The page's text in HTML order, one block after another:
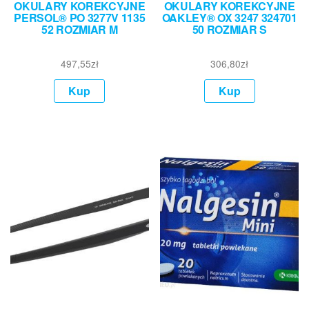
OKULARY KOREKCYJNE
PERSOL® PO 3277V 1135
52 ROZMIAR M
497,55zł
Kup
OKULARY KOREKCYJNE
OAKLEY® OX 3247 324701
50 ROZMIAR S
306,80zł
Kup